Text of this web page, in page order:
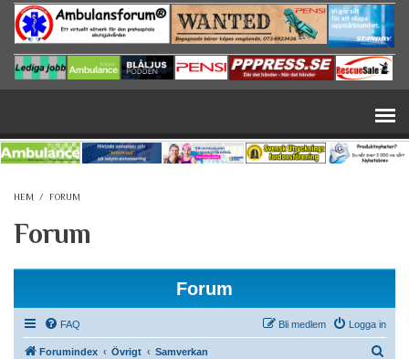
Hoppa till huvudinnehåll
HEM / FORUM
Forum